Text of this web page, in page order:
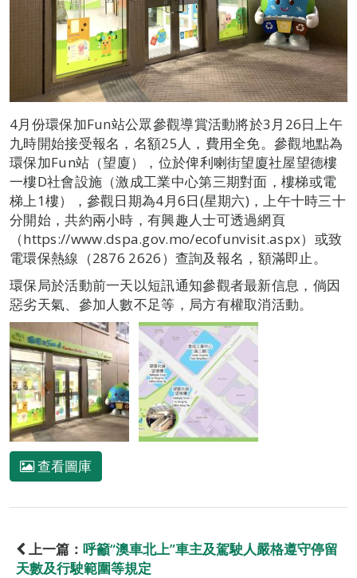
4月份環保加Fun站公眾參觀導賞活動將於3月26日上午
九時開始接受報名，名額25人，費用全免。參觀地點為
環保加Fun站（望廈），位於俾利喇街望廈社屋望德樓
一樓D社會設施（激成工業中心第三期對面，樓梯或電
梯上1樓），參觀日期為4月6日(星期六)，上午十時三十
分開始，共約兩小時，有興趣人士可透過網頁
（https://www.dspa.gov.mo/ecofunvisit.aspx）或致
電環保熱線（2876 2626）查詢及報名，額滿即止。
環保局於活動前一天以短訊通知參觀者最新信息，倘因
惡劣天氣、參加人數不足等，局方有權取消活動。
查看圖庫
上一篇： 呼籲“澳車北上”車主及駕駛人嚴格遵守停留
天數及行駛範圍等規定